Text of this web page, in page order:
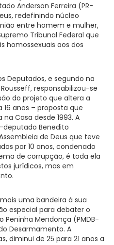
Anderson Ferreira (PR-
redefinindo núcleo
entre homem e mulher,
Tribunal Federal que
homossexuais aos dos
Deputados, e segundo na
responsabilizou-se
do projeto que altera a
16 anos – proposta que
Casa desde 1993. A
deputado Benedito
de Deus que teve
por 10 anos, condenado
de corrupção, é toda ela
jurídicos, mas em
uma bandeira à sua
especial para debater o
Peninha Mendonça (PMDB-
Desarmamento. A
diminui de 25 para 21 anos a